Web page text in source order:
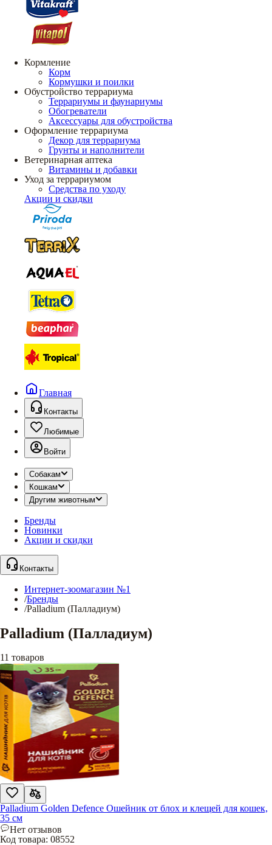
Кормление
Корм
Кормушки и поилки
Обустройство террариума
Террариумы и фаунариумы
Обогреватели
Аксессуары для обустройства
Оформление террариума
Декор для террариума
Грунты и наполнители
Ветеринарная аптека
Витамины и добавки
Уход за террариумом
Средства по уходу
Акции и скидки
Главная
Контакты
Любимые
Войти
Собакам
Кошкам
Другим животным
Бренды
Новинки
Акции и скидки
Контакты
Интернет-зоомагазин №1
/Бренды
/Palladium (Палладиум)
Palladium (Палладиум)
11 товаров
Palladium Golden Defence Ошейник от блох и клещей для кошек,
35 см
Нет отзывов
Код товара: 08552